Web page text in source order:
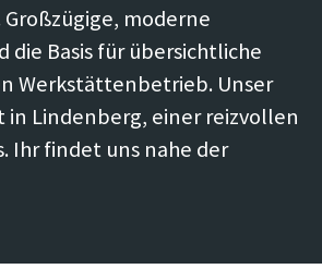
Großzügige, moderne
die Basis für übersichtliche
Werkstättenbetrieb. Unser
Lindenberg, einer reizvollen
Ihr findet uns nahe der